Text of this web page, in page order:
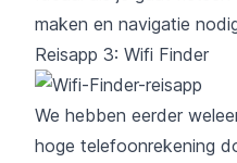
maken en navigatie
Reisapp 3: Wifi Finder
We hebben eerder
hoge telefoonrekening